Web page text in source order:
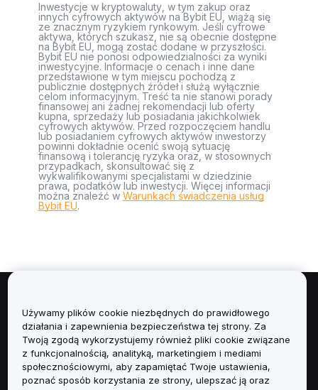
Inwestycje w kryptowaluty, w tym zakup oraz
innych cyfrowych aktywów na Bybit EU, wiążą się
ze znacznym ryzykiem rynkowym. Jeśli cyfrowe
aktywa, których szukasz, nie są obecnie dostępne
na Bybit EU, mogą zostać dodane w przyszłości.
Bybit EU nie ponosi odpowiedzialności za wyniki
inwestycyjne. Informacje o cenach i inne dane
przedstawione w tym miejscu pochodzą z
publicznie dostępnych źródeł i służą wyłącznie
celom informacyjnym. Treść ta nie stanowi porady
finansowej ani żadnej rekomendacji lub oferty
kupna, sprzedaży lub posiadania jakichkolwiek
cyfrowych aktywów. Przed rozpoczęciem handlu
lub posiadaniem cyfrowych aktywów inwestorzy
powinni dokładnie ocenić swoją sytuację
finansową i tolerancję ryzyka oraz, w stosownych
przypadkach, skonsultować się z
wykwalifikowanymi specjalistami w dziedzinie
prawa, podatków lub inwestycji. Więcej informacji
można znaleźć w Warunkach świadczenia usług
Bybit EU.
Informacje
Usługi
Obsługa Klienta
Używamy plików cookie niezbędnych do prawidłowego
działania i zapewnienia bezpieczeństwa tej strony. Za
Twoją zgodą wykorzystujemy również pliki cookie związane
z funkcjonalnością, analityką, marketingiem i mediami
społecznościowymi, aby zapamiętać Twoje ustawienia,
poznać sposób korzystania ze strony, ulepszać ją oraz